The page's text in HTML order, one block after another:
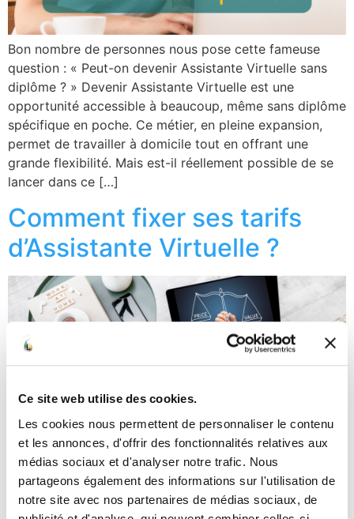
Ce site web utilise des cookies.
Les cookies nous permettent de personnaliser le contenu
et les annonces, d'offrir des fonctionnalités relatives aux
médias sociaux et d'analyser notre trafic. Nous
partageons également des informations sur l'utilisation de
notre site avec nos partenaires de médias sociaux, de
Bon nombre de personnes nous pose cette fameuse
question : « Peut-on devenir Assistante Virtuelle sans
diplôme ? » Devenir Assistante Virtuelle est une
opportunité accessible à beaucoup, même sans diplôme
spécifique en poche. Ce métier, en pleine expansion,
permet de travailler à domicile tout en offrant une
grande flexibilité. Mais est-il réellement possible de se
lancer dans ce […]
Comment fixer ses tarifs
d’Assistante Virtuelle ?
sembler intimidant lorsqu’on débute. Pourtant, avec une
méthode structurée et quelques réflexes simples, tu
pourras établir des prix justes et compétitifs, tout en
assurant la rentabilité de ton activité. Dans cet article,
nous allons explorer : Prête à clarifier tes tarifs et
valoriser ton expertise ? Suis le guide ! […]